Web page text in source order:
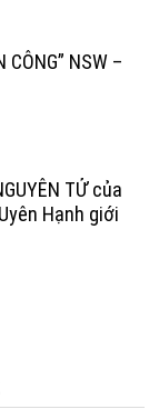
CÔNG” NSW –
TỬ của
Hạnh giới